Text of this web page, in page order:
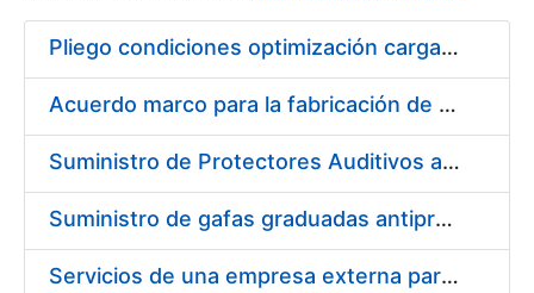
Show/Hide
Pliego condiciones optimización cargas compras firmado
Acuerdo marco para la fabricación de piezas
Suministro de Protectores Auditivos a medida para las personas trabajadoras de los Centros de Trabajo de Madrid y Burgos
Suministro de gafas graduadas antiproyecciones para los trabajadores de la FNMT-RCM en los centros de trabajo de Madrid y Burgos
Servicios de una empresa externa para el asesoramiento y resolución de los recursos de alzada que se presentan relacionados con procesos de selección para la FNMT-RCM